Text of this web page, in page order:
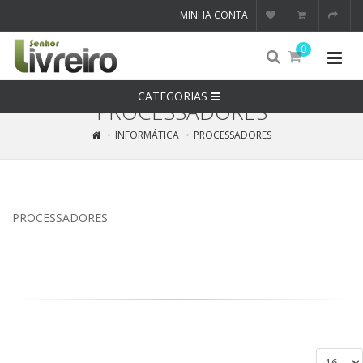
MINHA CONTA
0
CATEGORIAS
PROCESSADORES
INFORMÁTICA PROCESSADORES
PROCESSADORES